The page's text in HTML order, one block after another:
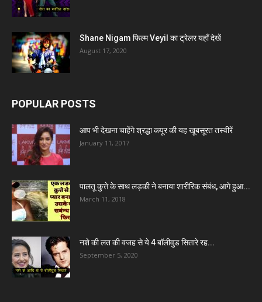
Shane Nigam फिल्म Veyil का ट्रेलर यहाँ देखें
August 17, 2020
POPULAR POSTS
आप भी देखना चाहेंगे श्रद्धा कपूर की यह खूबसूरत तस्वीरें
January 11, 2017
पालतू कुत्ते के साथ लड़की ने बनाया शारीरिक संबंध, आगे हुआ...
March 11, 2018
नशे की लत की वजह से ये 4 बॉलीवुड सितारे रह...
September 5, 2020